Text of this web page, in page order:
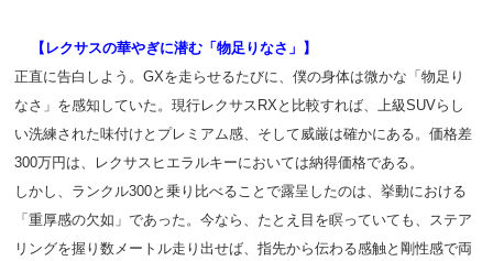
【レクサスの華やぎに潜む「物足りなさ」】
正直に告白しよう。GXを走らせるたびに、僕の身体は微かな「物足り
なさ」を感知していた。現行レクサスRXと比較すれば、上級SUVらし
い洗練された味付けとプレミアム感、そして威厳は確かにある。価格差
300万円は、レクサスヒエラルキーにおいては納得価格である。
しかし、ランクル300と乗り比べることで露呈したのは、挙動における
「重厚感の欠如」であった。今なら、たとえ目を瞑っていても、ステア
リングを握り数メートル走り出せば、指先から伝わる感触と剛性感で両